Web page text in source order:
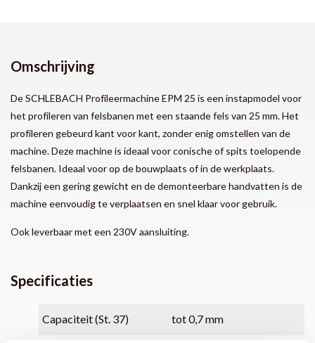
Omschrijving
De SCHLEBACH Profileermachine EPM 25 is een instapmodel voor
het profileren van felsbanen met een staande fels van 25 mm. Het
profileren gebeurd kant voor kant, zonder enig omstellen van de
machine. Deze machine is ideaal voor conische of spits toelopende
felsbanen. Ideaal voor op de bouwplaats of in de werkplaats.
Dankzij een gering gewicht en de demonteerbare handvatten is de
machine eenvoudig te verplaatsen en snel klaar voor gebruik.
Ook leverbaar met een 230V aansluiting.
Specificaties
Capaciteit (St. 37) tot 0,7 mm